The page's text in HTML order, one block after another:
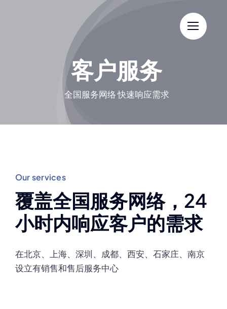
客户服务
全国服务网络 快速响应需求
Our services
覆盖全国服务网络，24
小时内响应客户的需求
在北京、上海、深圳、成都、西安、石家庄、南京
设立有销售和售后服务中心